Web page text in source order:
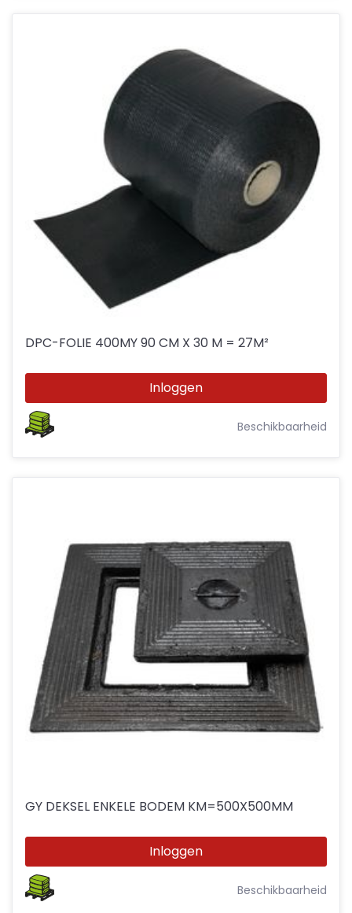
DPC-FOLIE 400MY 90 CM X 30 M = 27M²
Inloggen
Beschikbaarheid
GY DEKSEL ENKELE BODEM KM=500X500MM
Inloggen
Beschikbaarheid